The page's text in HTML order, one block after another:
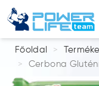
Főoldal
Cerbona